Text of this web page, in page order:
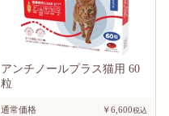
アンチノールプラス猫用 60
粒
通常価格
￥6,600